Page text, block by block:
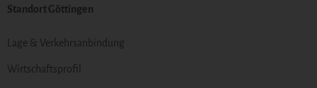
Standort Göttingen
Lage & Verkehrsanbindung
Wirtschaftsprofil